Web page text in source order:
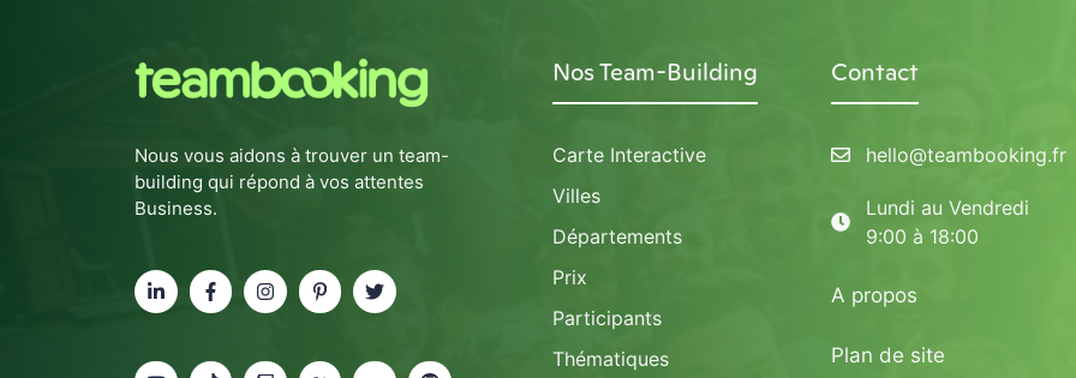
Nous vous aidons à trouver un team-
building qui répond à vos attentes
Business.
Nos Team-Building
Carte Interactive
Villes
Départements
Prix
Participants
Thématiques
Contact
hello@teambooking.fr
Lundi au Vendredi
9:00 à 18:00
A propos
Plan de site